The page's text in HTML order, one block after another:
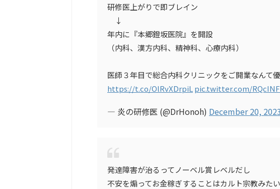
研修医上がりで即ブレイン
↓
年内に『本郷鐙坂医院』を開設
（内科、漢方内科、精神科、心療内科）
医師３年目で総合内科クリニックをご開業なん
https://t.co/OlRvXDrpiLpic.twitter.com/
— 炎の研修医 (@DrHonoh) December 20, 2023
発達障害が治るってノーベル賞レベルだし
不安を煽ってお金稼ぎすることはカルト宗教みた